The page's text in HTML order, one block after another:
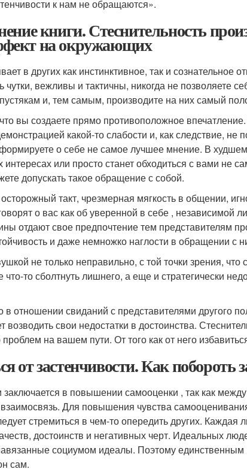
к нам не обращаются».
книги. Стеснительность
на окружающих
в других как инстинктивное, так и
чутки, вежливы и тактичны, никогда не позволяете
и, тем самым, производите на них самый
вы создаете прямо противоположное
какой-то слабости и, как следствие, не
о себе не самое лучшее мнение. В
интересах или просто станет обходиться с вами не
допускать такое обращение с собой.
такт, чрезмерная мягкость в общении,
о вас как об уверенной в себе , независимой
отдают свое предпочтение тем представителям
и даже немножко наглости в обращении с
не только неправильно, с той точки зрения,
то сболтнуть лишнего, а еще и стратегически
в отношении свиданий с представителями другого
свои недостатки в достоинства.
на вашем пути. От того как от него
от застенчивости. Как побороть
в повышении самооценки , так как
Для повышения чувства
стремиться в чем-то опередить других. Каждая
достоинств и негативных черт. Идеальных
социумом идеалы. Поэтому
сам.